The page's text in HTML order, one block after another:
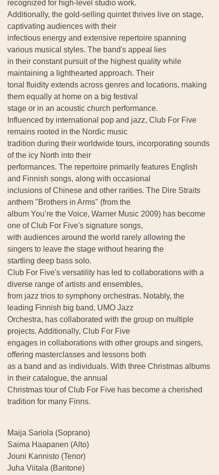
recognized for high-level studio work.
Additionally, the gold-selling quintet thrives live on stage,
captivating audiences with their
infectious energy and extensive repertoire spanning
various musical styles. The band's appeal lies
in their constant pursuit of the highest quality while
maintaining a lighthearted approach. Their
tonal fluidity extends across genres and locations, making
them equally at home on a big festival
stage or in an acoustic church performance.
Influenced by international pop and jazz, Club For Five
remains rooted in the Nordic music
tradition during their worldwide tours, incorporating sounds
of the icy North into their
performances. The repertoire primarily features English
and Finnish songs, along with occasional
inclusions of Chinese and other rarities. The Dire Straits
anthem "Brothers in Arms" (from the
album You’re the Voice, Warner Music 2009) has become
one of Club For Five's signature songs,
with audiences around the world rarely allowing the
singers to leave the stage without hearing the
startling deep bass solo.
Club For Five's versatility has led to collaborations with a
diverse range of artists and ensembles,
from jazz trios to symphony orchestras. Notably, the
leading Finnish big band, UMO Jazz
Orchestra, has collaborated with the group on multiple
projects. Additionally, Club For Five
engages in collaborations with other groups and singers,
offering masterclasses and lessons both
as a band and as individuals. With three Christmas albums
in their catalogue, the annual
Christmas tour of Club For Five has become a cherished
tradition for many Finns.
Maija Sariola (Soprano)
Saima Haapanen (Alto)
Jouni Kannisto (Tenor)
Juha Viitala (Baritone)